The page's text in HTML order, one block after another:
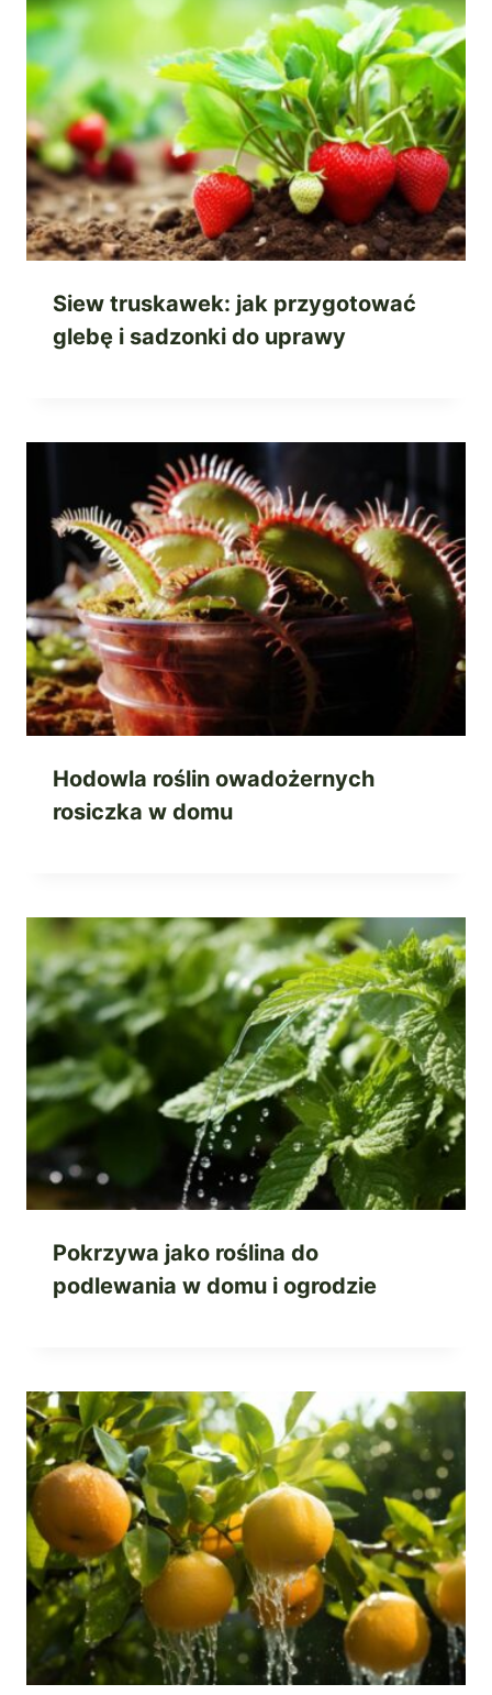
Siew truskawek: jak przygotować
glebę i sadzonki do uprawy
Hodowla roślin owadożernych
rosiczka w domu
Pokrzywa jako roślina do
podlewania w domu i ogrodzie